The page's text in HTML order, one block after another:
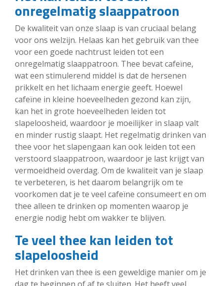
onregelmatig slaappatroon
De kwaliteit van onze slaap is van cruciaal belang
voor ons welzijn. Helaas kan het gebruik van thee
voor een goede nachtrust leiden tot een
onregelmatig slaappatroon. Thee bevat cafeïne,
wat een stimulerend middel is dat de hersenen
prikkelt en het lichaam energie geeft. Hoewel
cafeïne in kleine hoeveelheden gezond kan zijn,
kan het in grote hoeveelheden leiden tot
slapeloosheid, waardoor je moeilijker in slaap valt
en minder rustig slaapt. Het regelmatig drinken van
thee voor het slapengaan kan ook leiden tot een
verstoord slaappatroon, waardoor je last krijgt van
vermoeidheid overdag. Om de kwaliteit van je slaap
te verbeteren, is het daarom belangrijk om te
voorkomen dat je te veel cafeïne consumeert en om
thee alleen te drinken op momenten waarop je
energie nodig hebt om wakker te blijven.
Te veel thee kan leiden tot
slapeloosheid
Het drinken van thee is een geweldige manier om je